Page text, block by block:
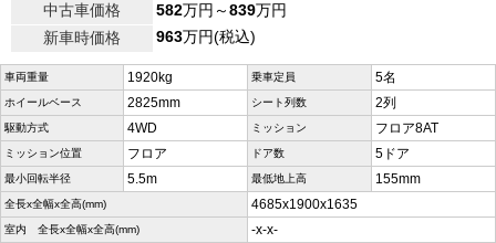
中古車価格
582万円～839万円
新車時価格
963万円(税込)
車両重量 1920kg 乗車定員 5名
ホイールベース 2825mm シート列数 2列
駆動方式 4WD ミッション フロア8AT
ミッション位置 フロア ドア数 5ドア
最小回転半径 5.5m 最低地上高 155mm
全長x全幅x全高(mm) 4685x1900x1635
室内 全長x全幅x全高(mm) -x-x-